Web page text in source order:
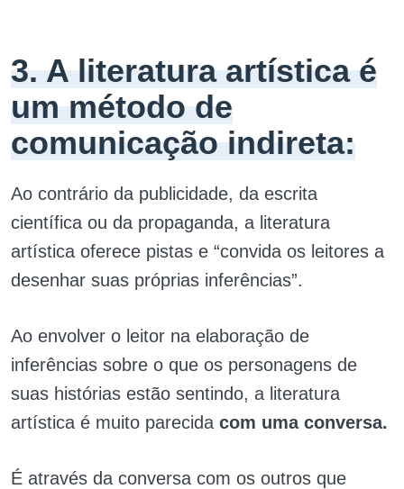
3. A literatura artística é
um método de
comunicação indireta:
Ao contrário da publicidade, da escrita
científica ou da propaganda, a literatura
artística oferece pistas e “convida os leitores a
desenhar suas próprias inferências”.
Ao envolver o leitor na elaboração de
inferências sobre o que os personagens de
suas histórias estão sentindo, a literatura
artística é muito parecida com uma conversa.
É através da conversa com os outros que